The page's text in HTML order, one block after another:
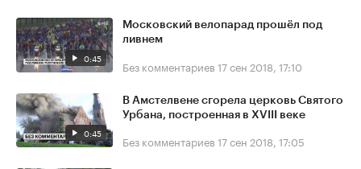
0:45
Московский велопарад прошёл под
ливнем
Без комментариев 17 сен 2018, 17:10
0:45
В Амстелвене сгорела церковь Святого
Урбана, построенная в XVIII веке
Без комментариев 17 сен 2018, 17:05